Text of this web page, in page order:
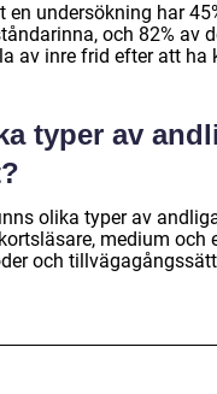
en undersökning har
och 82% av
av inre frid efter att ha
typer av
olika typer av
medium och
och